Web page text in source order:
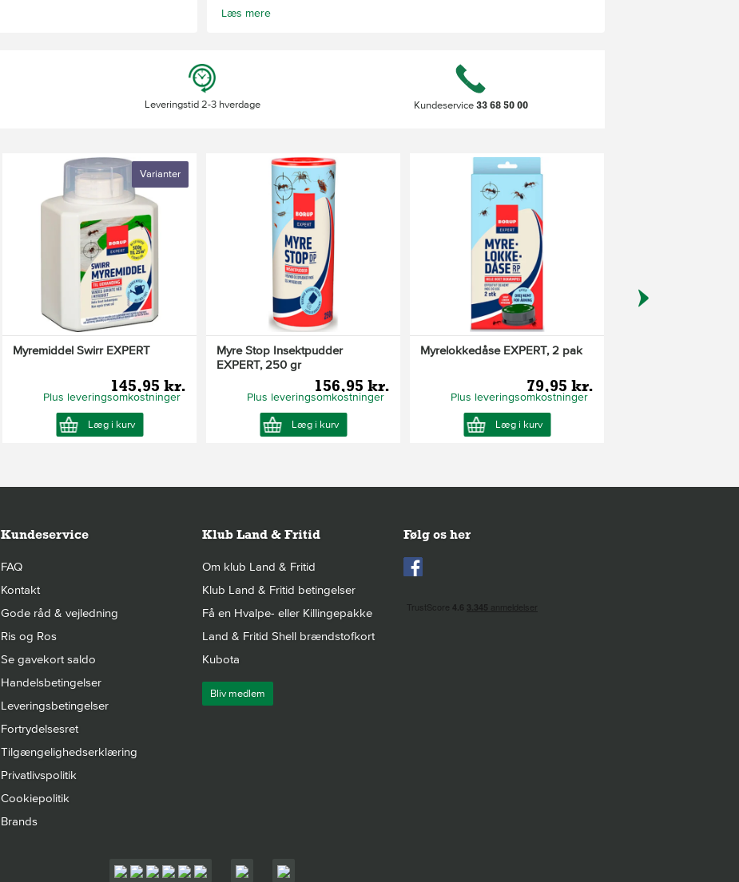
Sammen med den hurtige og langtidsvirkende effekt, er Borup Expert
Swirr Insekt Stop en uundgåelig del af enhver husstand, der ønsker at
bekæmpe skadedyr effektivt.
Læs mere
Leveringstid 2-3 hverdage Kundeservice33 68 50 00
Varianter
Myremiddel Swirr EXPERT
145,95 kr.
Plus leveringsomkostninger
Læg i kurv
Myre Stop Insektpudder
EXPERT, 250 gr
156,95 kr.
Plus leveringsomkostninger
Læg i kurv
Myrelokkedåse EXPERT, 2 pak
79,95 kr.
Plus leveringsomkostninger
Læg i kurv
Kundeservice
FAQ
Kontakt
Gode råd & vejledning
Ris og Ros
Se gavekort saldo
Handelsbetingelser
Leveringsbetingelser
Fortrydelsesret
Tilgængelighedserklæring
Privatlivspolitik
Cookiepolitik
Brands
Klub Land & Fritid
Om klub Land & Fritid
Klub Land & Fritid betingelser
Få en Hvalpe- eller Killingepakke
Land & Fritid Shell brændstofkort
Kubota
Bliv medlem
Følg os her